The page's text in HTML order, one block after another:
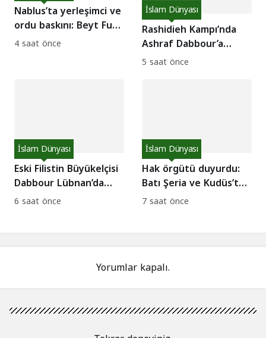
Nablus’ta yerleşimci ve
ordu baskını: Beyt Furik
halkı direnişte!
4 saat önce
Rashidieh Kampı’nda
Ashraf Dabbour’a
destek eylemi: Abbas’a
İslam Dünyası
5 saat önce
Eski Filistin Büyükelçisi
Dabbour Lübnan’da
gözaltına alındı: İade
İslam Dünyası
6 saat önce
Hak örgütü duyurdu:
Batı Şeria ve Kudüs’te
bir haftada 62 direniş
İslam Dünyası
7 saat önce
Yorumlar kapalı.